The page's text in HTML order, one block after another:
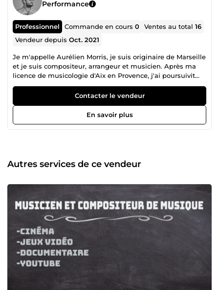
Performance
Professionnel Commande en cours0 Ventes au total16
Vendeur depuisOct. 2021
Je m'appelle Aurélien Morris, je suis originaire de Marseille
et je suis compositeur, arrangeur et musicien. Après ma
licence de musicologie d'Aix en Provence, j'ai poursuivit
avec un master cinéma dans le parcours musique à
l'image à Aubagne. J'ai débuté la musique dès l'enfance
par le piano puis j'ai appris la batterie à l'âge de treize ans.
Depuis 2021, Je suis compositeur, arrangeur et musicien à
plein temps et j'accompagne des talents dans leurs
Contacter le vendeur
En savoir plus
Autres services de ce vendeur